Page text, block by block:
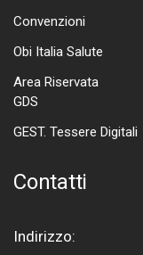
Convenzioni
Obi Italia Salute
Area Riservata
GDS
GEST. Tessere Digitali
Contatti
Indirizzo: